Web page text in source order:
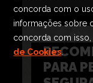
PARA
concorda com o
informações sobre
concorda com
de Cookies.